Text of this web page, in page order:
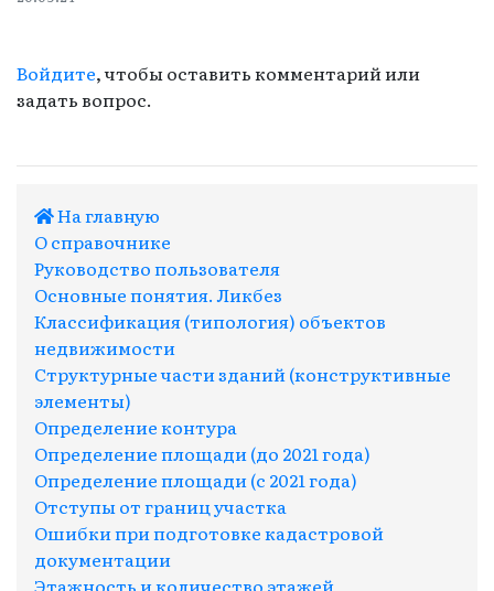
Войдите, чтобы оставить комментарий или
задать вопрос.
На главную
О справочнике
Руководство пользователя
Основные понятия. Ликбез
Классификация (типология) объектов
недвижимости
Структурные части зданий (конструктивные
элементы)
Определение контура
Определение площади (до 2021 года)
Определение площади (с 2021 года)
Отступы от границ участка
Ошибки при подготовке кадастровой
документации
Этажность и количество этажей